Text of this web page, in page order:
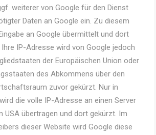
weiterer von Google für den Dienst
Daten an Google ein. Zu diesem
an Google übermittelt und dort
IP-Adresse wird von Google jedoch
der Europäischen Union oder
des Abkommens über den
zuvor gekürzt. Nur in
die volle IP-Adresse an einen Server
USA übertragen und dort gekürzt. Im
dieser Website wird Google diese